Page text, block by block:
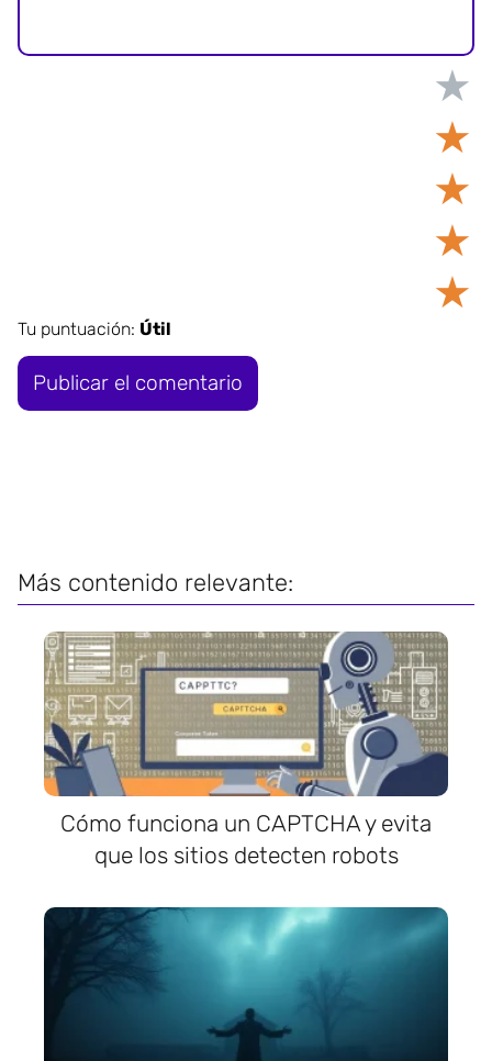
★
★
★
★
★
Tu puntuación: Útil
Más contenido relevante:
Cómo funciona un CAPTCHA y evita
que los sitios detecten robots